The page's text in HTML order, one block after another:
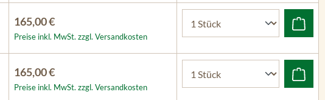
165,00 €
Preise inkl. MwSt. zzgl. Versandkosten
165,00 €
Preise inkl. MwSt. zzgl. Versandkosten